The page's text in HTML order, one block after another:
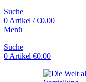
Suche
0 Artikel / €0.00
Menü
Suche
0 Artikel €0.00